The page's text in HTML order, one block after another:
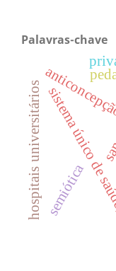
Palavras-chave
sistema
hospitais universitários semiótica